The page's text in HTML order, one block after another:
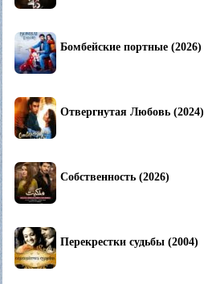
Бомбейские портные (2026)
Отвергнутая Любовь (2024)
Собственность (2026)
Перекрестки судьбы (2004)